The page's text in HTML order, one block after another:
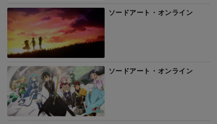
ソードアート・オンライン
ソードアート・オンライン